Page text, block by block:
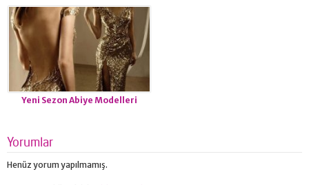
Yeni Sezon Abiye Modelleri
Yorumlar
Henüz yorum yapılmamış.